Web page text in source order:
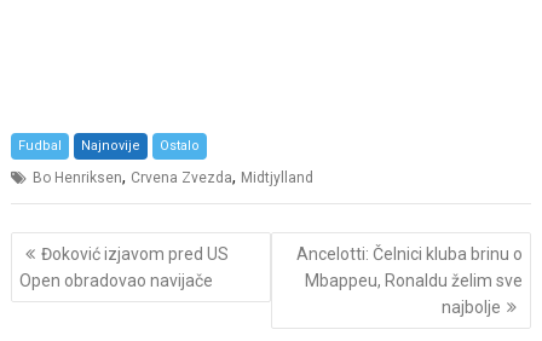
Fudbal Najnovije Ostalo
Bo Henriksen, Crvena Zvezda, Midtjylland
Post
navigation
Đoković izjavom pred US
Open obradovao navijače
Ancelotti: Čelnici kluba brinu o
Mbappeu, Ronaldu želim sve
najbolje